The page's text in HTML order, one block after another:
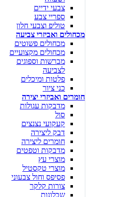
צבעי ידיים
ספריי צבע
טוליפ וצבעי חלון
מכחולים ואביזרי צביעה
מכחולים פשוטים
מכחולים מקצועיים
מברשות וספוגים
לצביעה
פלטות ומיכלים
כני ציור
חומרים ואביזרי יצירה
מדבקות עגולות
סול
קעקועי נצנצים
דבק ליצירה
חומרים ליצירה
מדבקות וטפטים
מוצרי עץ
מוצרי טקסטיל
פסיפס וחול צבעוני
צורות קלקר
שבלונות